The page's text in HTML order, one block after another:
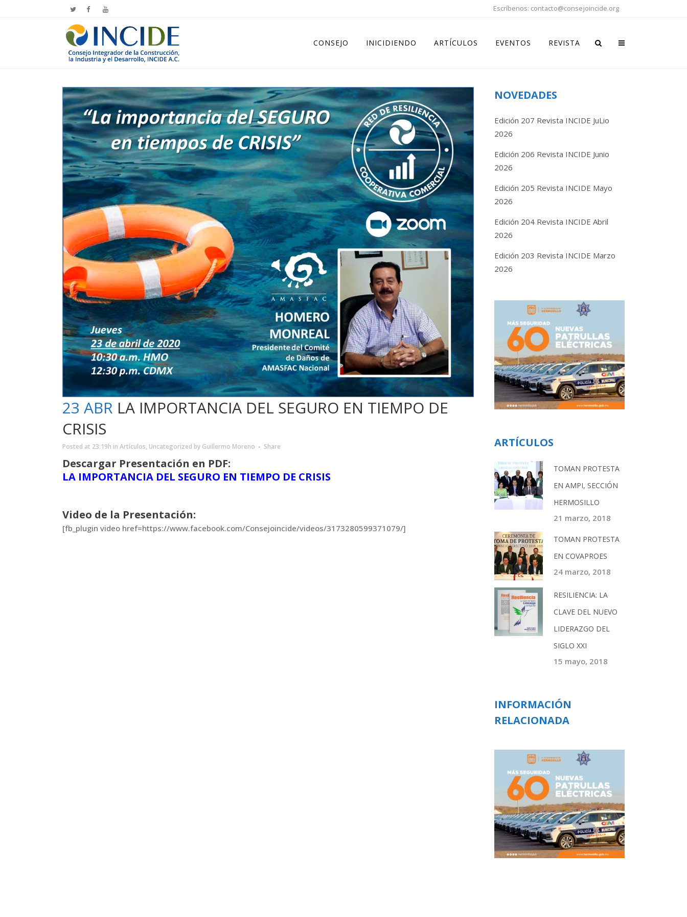
Escríbenos: contacto@consejoincide.org
CONSEJO INICIDIENDO ARTÍCULOS EVENTOS REVISTA
23 ABR LA IMPORTANCIA DEL SEGURO EN TIEMPO DE
CRISIS
Posted at 23:19h in Artículos, Uncategorized by Guillermo Moreno Share
Descargar Presentación en PDF:
LA IMPORTANCIA DEL SEGURO EN TIEMPO DE CRISIS
Video de la Presentación:
[fb_plugin video href=https://www.facebook.com/Consejoincide/videos/3173280599371079/]
NOVEDADES
Edición 207 Revista INCIDE JuLio
2026
Edición 206 Revista INCIDE Junio
2026
Edición 205 Revista INCIDE Mayo
2026
Edición 204 Revista INCIDE Abril
2026
Edición 203 Revista INCIDE Marzo
2026
ARTÍCULOS
TOMAN PROTESTA
EN AMPI, SECCIÓN
HERMOSILLO
21 marzo, 2018
TOMAN PROTESTA
EN COVAPROES
24 marzo, 2018
RESILIENCIA: LA
CLAVE DEL NUEVO
LIDERAZGO DEL
SIGLO XXI
15 mayo, 2018
INFORMACIÓN
RELACIONADA